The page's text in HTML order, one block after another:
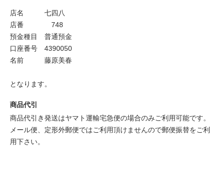
店名 七四八
店番 748
預金種目 普通預金
口座番号 4390050
名前 藤原美春
となります。
商品代引
商品代引き発送はヤマト運輸宅急便の場合のみご利用可能です。
メール便、定形外郵便ではご利用頂けませんので郵便振替をご利
用下さい。